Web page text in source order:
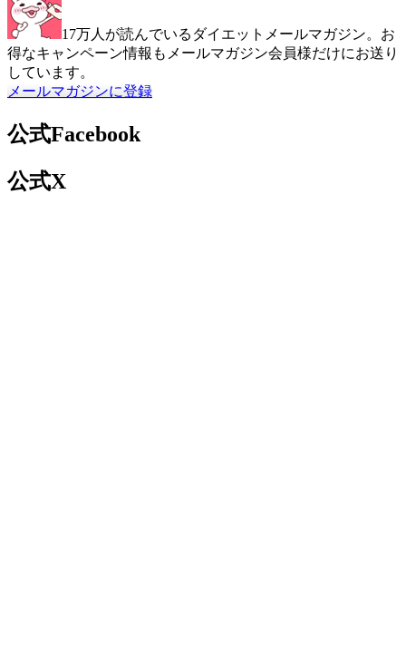
17万人が読んでいるダイエットメールマガジン。お
得なキャンペーン情報もメールマガジン会員様だけにお送り
しています。
メールマガジンに登録
公式Facebook
公式X